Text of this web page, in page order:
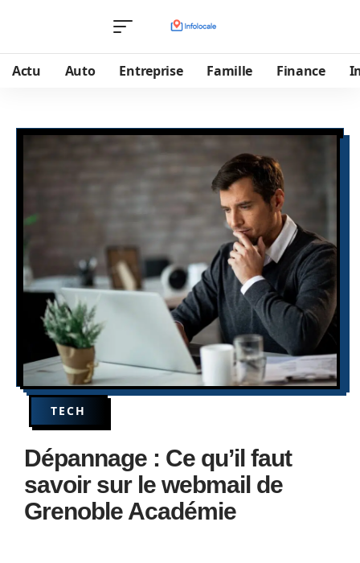
Actu Auto Entreprise Famille Finance
TECH
Dépannage : Ce qu’il faut
savoir sur le webmail de
Grenoble Académie